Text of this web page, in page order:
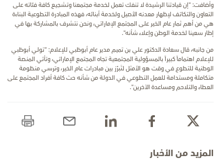
وأضافت: "إن قيادتنا الرشيدة لا تنفك تعمل لخدمة مجتمعنا وتشجيع كافة فئاته على
التعاون والتكاتف لإظهار معدنه الأصيل ولخدمة أبنائه، فهذه المبادرة التطوعية البناءة
هي من أهم ثمار عام الخير على المجتمع الإماراتي، ونحن نتشرف بالمشاركة بها في
إطار سعينا لخدمة الوطن وإعلاء شأنه".
من جانبه، قال سعادة الدكتور علي بن تميم مدير عام أبوظبي للإعلام: "تولي أبوظبي
للإعلام اهتماماً كبيراً بالمسؤولية المجتمعية تجاه المجتمع الإماراتي، وتأتي المنصة
الوطنية للتطوع في وقت هو الأمثل لتَبرُز بين مبادرات عام الخير، وترسي منظومة
متكاملة ومستدامة للعمل التطوعي في الدولة من شأنه حث كافة أفراد المجتمع على
العطاء والتلاحم ومساعدة الآخرين".
المزيد من الأخبار